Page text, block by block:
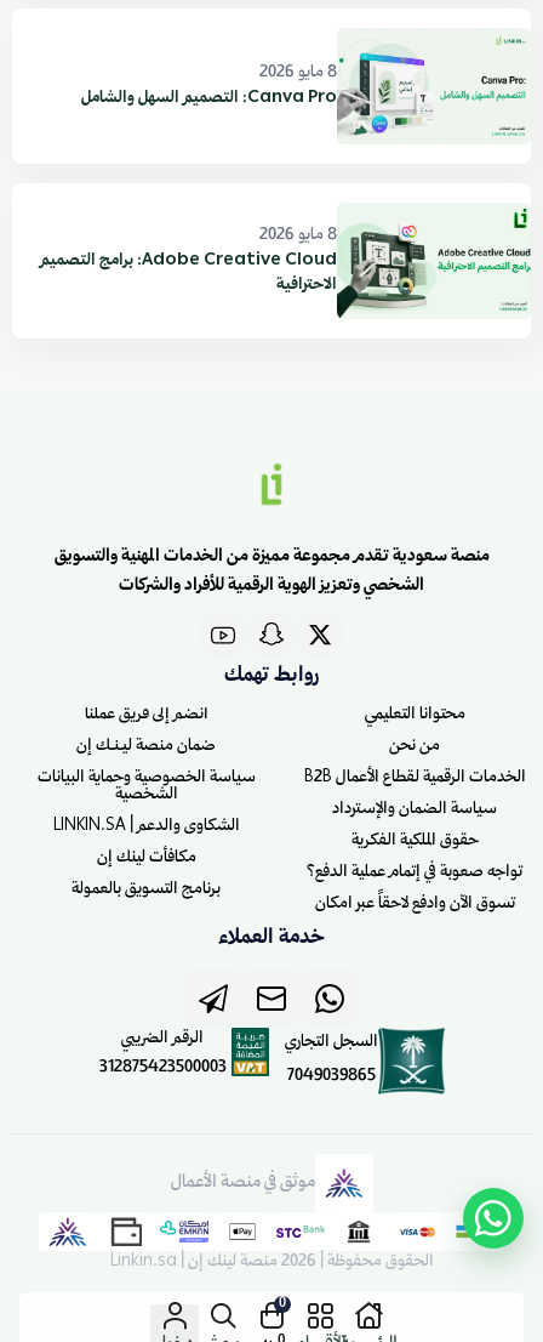
0
8 مايو 2026
Canva Pro: التصميم السهل والشامل
8 مايو 2026
Adobe Creative Cloud: برامج التصميم
الاحترافية
منصة سعودية تقدم مجموعة مميزة من الخدمات المهنية والتسويق
الشخصي وتعزيز الهوية الرقمية للأفراد والشركات
روابط تهمك
محتوانا التعليمي
من نحن
الخدمات الرقمية لقطاع الأعمال B2B
سياسة الضمان والإسترداد
حقوق الملكية الفكرية
تواجه صعوبة في إتمام عملية الدفع؟
تسوق الآن وادفع لاحقاً عبر امكان
انضم إلى فريق عملنا
ضمان منصة ليـنـك إن
سياسة الخصوصية وحماية البيانات
الشخصية
الشكاوى والدعم | LINKIN.SA
مكافأت لينك إن
برنامج التسويق بالعمولة
خدمة العملاء
السجل التجاري
7049039865
الرقم الضريبي
312875423500003
موثق في منصة الأعمال
الحقوق محفوظة | 2026 منصة لينك إن | Linkin.sa